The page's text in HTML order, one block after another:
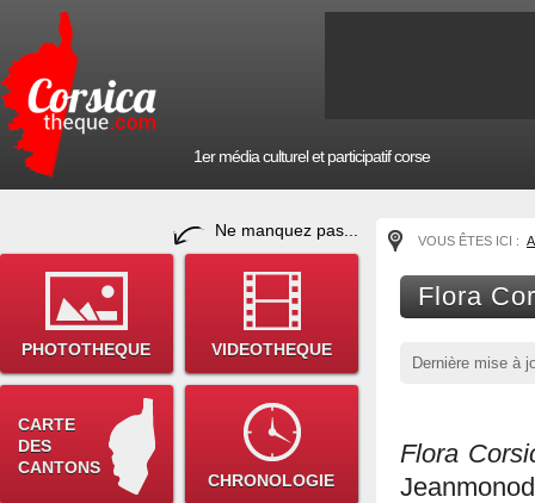
1er média culturel et participatif corse
Ne manquez pas...
PHOTOTHEQUE VIDEOTHEQUE
CARTE
DES
CANTONS
CHRONOLOGIE
VOUS ÊTES ICI :
Flora
Dernière mise à
Flora